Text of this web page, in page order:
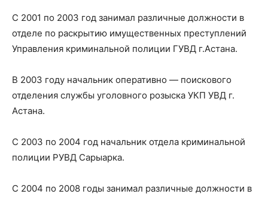
С 2001 по 2003 год занимал различные должности в
отделе по раскрытию имущественных преступлений
Управления криминальной полиции ГУВД г.Астана.
В 2003 году начальник оперативно — поискового
отделения службы уголовного розыска УКП УВД г.
Астана.
С 2003 по 2004 год начальник отдела криминальной
полиции РУВД Сарыарка.
С 2004 по 2008 годы занимал различные должности в